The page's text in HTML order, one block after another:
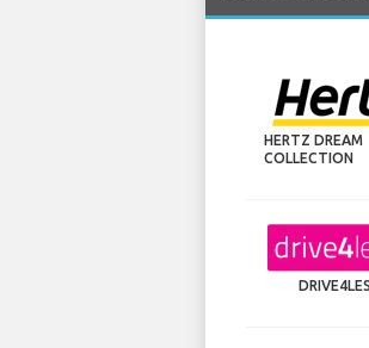
HERTZ DREAM
COLLECTION